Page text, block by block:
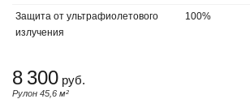
Защита от ультрафиолетового
излучения
100%
8 300 руб.
Рулон 45,6 м²